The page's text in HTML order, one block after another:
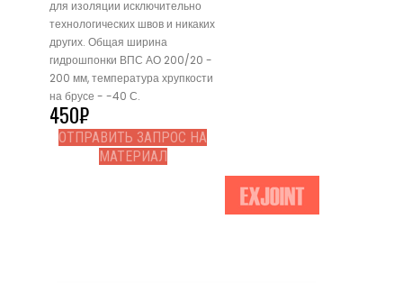
для изоляции исключительно
технологических швов и никаких
других. Общая ширина
гидрошпонки ВПС АО 200/20 -
200 мм, температура хрупкости
на брусе - -40 С.
450₽
ОТПРАВИТЬ ЗАПРОС НА
МАТЕРИАЛ